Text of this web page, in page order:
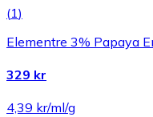
(1)
Elementre 3% Papaya
329 kr
4,39 kr/ml/g